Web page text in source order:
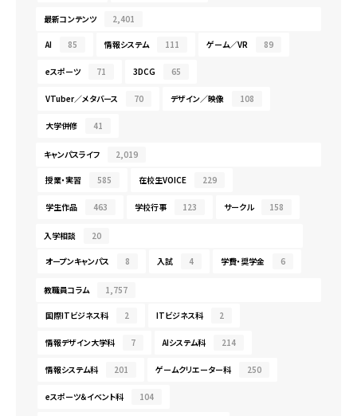
最新コンテンツ 2,401
AI 85 情報システム 111 ゲーム／VR 89
eスポーツ 71 3DCG 65
VTuber／メタバース 70 デザイン／映像 108
大学併修 41
キャンパスライフ 2,019
授業・実習 585 在校生VOICE 229
学生作品 463 学校行事 123 サークル 158
入学相談 20
オープンキャンパス 8 入試 4 学費・奨学金 6
教職員コラム 1,757
国際ITビジネス科 2 ITビジネス科 2
情報デザイン大学科 7 AIシステム科 214
情報システム科 201 ゲームクリエーター科 250
eスポーツ＆イベント科 104